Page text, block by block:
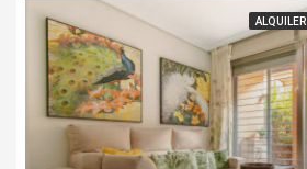
ALQUILER